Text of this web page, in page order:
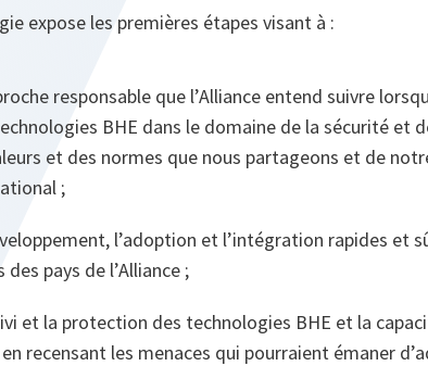
expose les premières étapes visant à :
responsable que l’Alliance entend suivre
BHE dans le domaine de la sécurité et
et des normes que nous partageons et de
;
l’adoption et l’intégration rapides et
pays de l’Alliance ;
et la protection des technologies BHE et la
recensant les menaces qui pourraient émaner